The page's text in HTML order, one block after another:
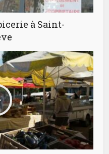
à Saint-